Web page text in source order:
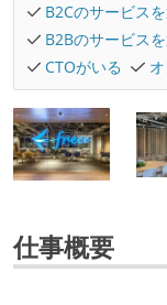
B2Cのサービス
B2Bのサービス
CTOがいる
仕事概要